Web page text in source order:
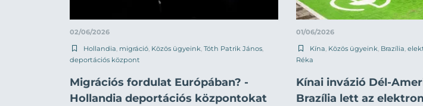
02/06/2026
Hollandia, migráció, Közös ügyeink, Tóth Patrik János,
deportációs központ
Migrációs fordulat Európában? -
Hollandia deportációs központokat
01/06/2026
Kína, Közös ügyeink, Brazília,
Réka
Kínai invázió Dél-
Brazília lett az